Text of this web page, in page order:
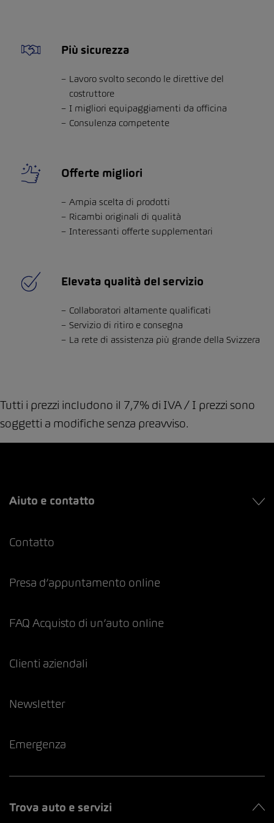
Più sicurezza
Lavoro svolto secondo le direttive del
costruttore
I migliori equipaggiamenti da officina
Consulenza competente
Offerte migliori
Ampia scelta di prodotti
Ricambi originali di qualità
Interessanti offerte supplementari
Elevata qualità del servizio
Collaboratori altamente qualificati
Servizio di ritiro e consegna
La rete di assistenza più grande della Svizzera
Tutti i prezzi includono il 7,7% di IVA / I prezzi sono
soggetti a modifiche senza preavviso.
Aiuto e contatto
Contatto
Presa d’appuntamento online
FAQ Acquisto di un’auto online
Clienti aziendali
Newsletter
Emergenza
Trova auto e servizi